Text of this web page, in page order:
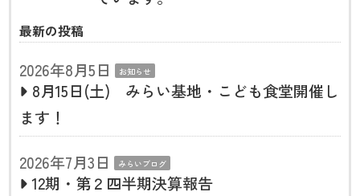
最新の投稿
2026年8月5日 お知らせ
8月15日(土) みらい基地・こども食堂開催し
ます！
2026年7月3日
みらいブログ
12期・第２四半期決算報告